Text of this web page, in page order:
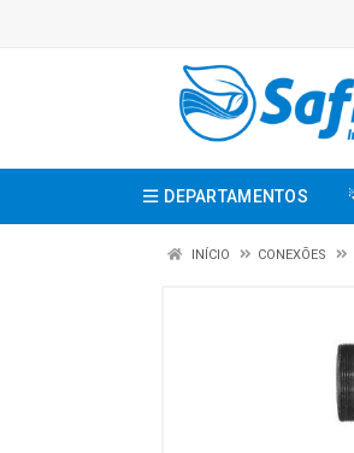
DEPARTAMENTOS
INÍCIO CONEXÕES